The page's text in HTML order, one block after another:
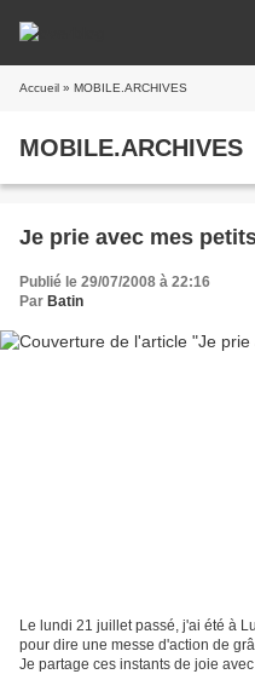
Accueil » MOBILE.ARCHIVES
MOBILE.ARCHIVES
Je prie avec mes
Publié le 29/07/2008 à 22:16
Par Batin
Le lundi 21 juillet passé, j'ai été à
pour dire une messe d'action de
Je partage ces instants de joie